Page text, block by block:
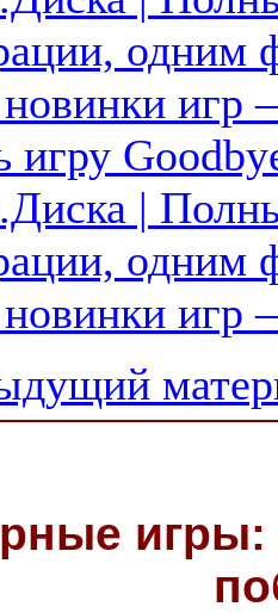
одним
новинки
игру
|
одним
новинки